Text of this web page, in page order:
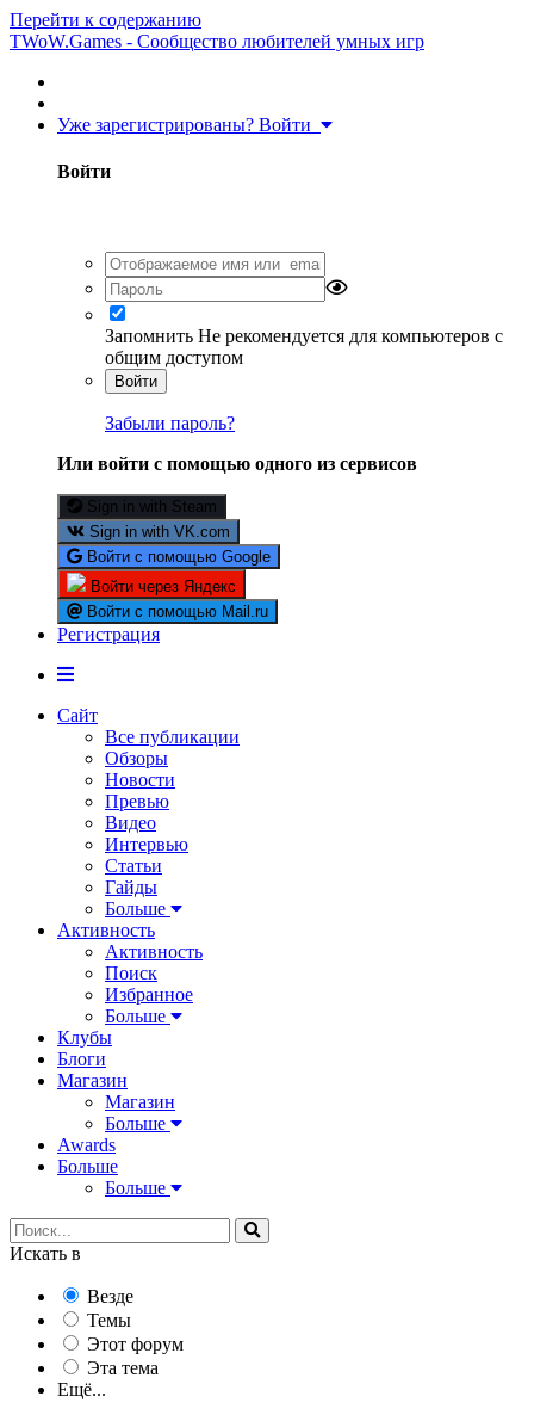
Перейти к содержанию
TWoW.Games - Сообщество любителей умных игр
Уже зарегистрированы? Войти
Войти
Запомнить Не рекомендуется для компьютеров с
общим доступом
Войти
Забыли пароль?
Или войти с помощью одного из сервисов
Sign in with Steam
Sign in with VK.com
Войти с помощью Google
Войти через Яндекс
Войти с помощью Mail.ru
Регистрация
Сайт
Все публикации
Обзоры
Новости
Превью
Видео
Интервью
Статьи
Гайды
Больше
Активность
Активность
Поиск
Избранное
Больше
Клубы
Блоги
Магазин
Магазин
Больше
Awards
Больше
Больше
Искать в
Везде
Темы
Этот форум
Эта тема
Ещё...